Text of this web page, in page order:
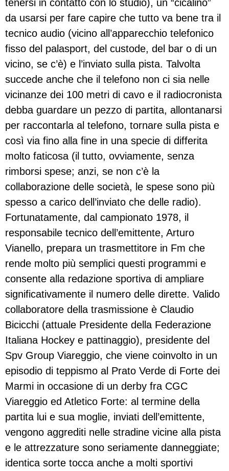
tenersi in contatto con lo studio), un “cicalino”
da usarsi per fare capire che tutto va bene tra il
tecnico audio (vicino all’apparecchio telefonico
fisso del palasport, del custode, del bar o di un
vicino, se c’è) e l’inviato sulla pista. Talvolta
succede anche che il telefono non ci sia nelle
vicinanze dei 100 metri di cavo e il radiocronista
debba guardare un pezzo di partita, allontanarsi
per raccontarla al telefono, tornare sulla pista e
così via fino alla fine in una specie di differita
molto faticosa (il tutto, ovviamente, senza
rimborsi spese; anzi, se non c’è la
collaborazione delle società, le spese sono più
spesso a carico dell’inviato che delle radio).
Fortunatamente, dal campionato 1978, il
responsabile tecnico dell’emittente, Arturo
Vianello, prepara un trasmettitore in Fm che
rende molto più semplici questi programmi e
consente alla redazione sportiva di ampliare
significativamente il numero delle dirette. Valido
collaboratore della trasmissione è Claudio
Bicicchi (attuale Presidente della Federazione
Italiana Hockey e pattinaggio), presidente del
Spv Group Viareggio, che viene coinvolto in un
episodio di teppismo al Prato Verde di Forte dei
Marmi in occasione di un derby fra CGC
Viareggio ed Atletico Forte: al termine della
partita lui e sua moglie, inviati dell’emittente,
vengono aggrediti nelle stradine vicine alla pista
e le attrezzature sono seriamente danneggiate;
identica sorte tocca anche a molti sportivi